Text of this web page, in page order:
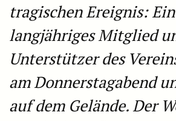
tragischen Ereignis: Ein
langjähriges Mitglied
Unterstützer des
am Donnerstagabend
auf dem Gelände. Der